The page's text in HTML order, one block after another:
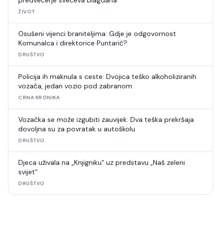
ŽIVOT
Osušeni vijenci braniteljima: Gdje je odgovornost
Komunalca i direktorice Puntarić?
DRUŠTVO
Policija ih maknula s ceste: Dvojica teško alkoholiziranih
vozača, jedan vozio pod zabranom
CRNA KRONIKA
Vozačka se može izgubiti zauvijek: Dva teška prekršaja
dovoljna su za povratak u autoškolu
DRUŠTVO
Djeca uživala na „Knjigniku“ uz predstavu „Naš zeleni
svijet“
DRUŠTVO